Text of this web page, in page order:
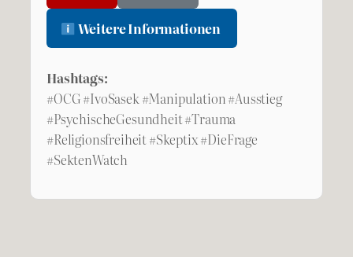
Weitere Informationen
Hashtags:
#OCG #IvoSasek #Manipulation #Ausstieg
#PsychischeGesundheit #Trauma
#Religionsfreiheit #Skeptix #DieFrage
#SektenWatch